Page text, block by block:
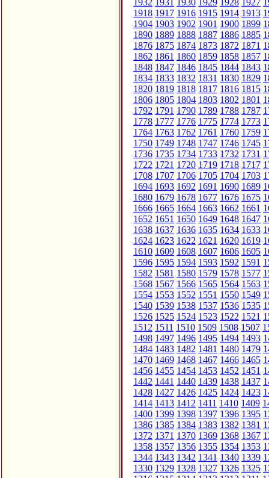
1932 1931 1930 1929 1928 1927
1918 1917 1916 1915 1914 1913
1904 1903 1902 1901 1900 1899
1890 1889 1888 1887 1886 1885
1876 1875 1874 1873 1872 1871
1862 1861 1860 1859 1858 1857
1848 1847 1846 1845 1844 1843
1834 1833 1832 1831 1830 1829
1820 1819 1818 1817 1816 1815
1806 1805 1804 1803 1802 1801
1792 1791 1790 1789 1788 1787
1778 1777 1776 1775 1774 1773
1764 1763 1762 1761 1760 1759
1750 1749 1748 1747 1746 1745
1736 1735 1734 1733 1732 1731
1722 1721 1720 1719 1718 1717
1708 1707 1706 1705 1704 1703
1694 1693 1692 1691 1690 1689
1680 1679 1678 1677 1676 1675
1666 1665 1664 1663 1662 1661
1652 1651 1650 1649 1648 1647
1638 1637 1636 1635 1634 1633
1624 1623 1622 1621 1620 1619
1610 1609 1608 1607 1606 1605
1596 1595 1594 1593 1592 1591
1582 1581 1580 1579 1578 1577
1568 1567 1566 1565 1564 1563
1554 1553 1552 1551 1550 1549
1540 1539 1538 1537 1536 1535
1526 1525 1524 1523 1522 1521
1512 1511 1510 1509 1508 1507
1498 1497 1496 1495 1494 1493
1484 1483 1482 1481 1480 1479
1470 1469 1468 1467 1466 1465
1456 1455 1454 1453 1452 1451
1442 1441 1440 1439 1438 1437
1428 1427 1426 1425 1424 1423
1414 1413 1412 1411 1410 1409
1400 1399 1398 1397 1396 1395
1386 1385 1384 1383 1382 1381
1372 1371 1370 1369 1368 1367
1358 1357 1356 1355 1354 1353
1344 1343 1342 1341 1340 1339
1330 1329 1328 1327 1326 1325